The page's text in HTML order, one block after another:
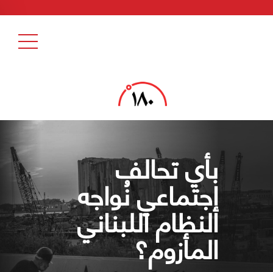
بأي تحالف
إجتماعي نُواجه
النظام اللبناني
المأزوم؟